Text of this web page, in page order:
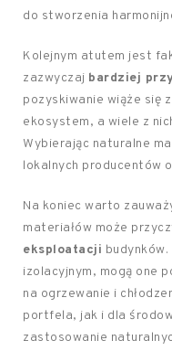
do stworzenia
Kolejnym atutem jest
zazwyczaj bardziej
pozyskiwanie wiąże się
ekosystem, a wiele z
Wybierając naturalne
lokalnych producentów
Na koniec warto
materiałów może
eksploatacji
izolacyjnym, mogą one
na ogrzewanie i
portfela, jak i dla
zastosowanie